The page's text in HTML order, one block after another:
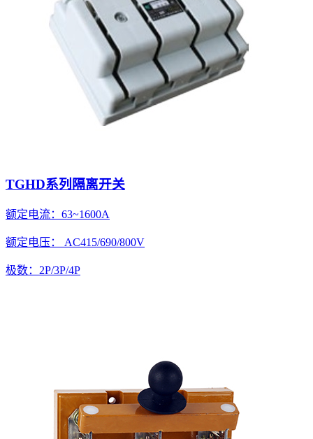
TGHD系列隔离开关
额定电流：63~1600A
额定电压： AC415/690/800V
极数：2P/3P/4P